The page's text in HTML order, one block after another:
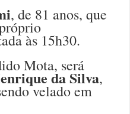
, de 81 anos, que
às 15h30.
Mota, será
da Silva,
velado em